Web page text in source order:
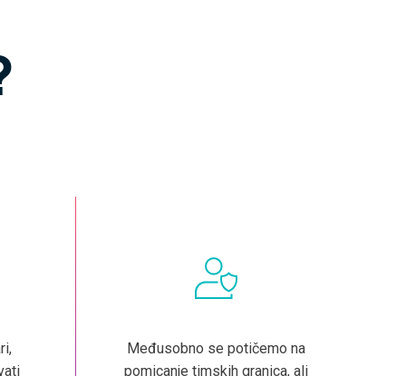
Međusobno se potičemo na
pomicanje timskih granica, ali